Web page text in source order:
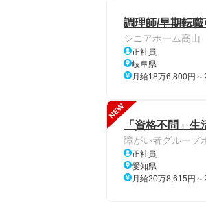
調理師/早期転
シニアホーム高山
正社員
岐阜県
月給18万6,800円
NEW
「資格不問」
障がい者グループ
正社員
愛知県
月給20万8,615円